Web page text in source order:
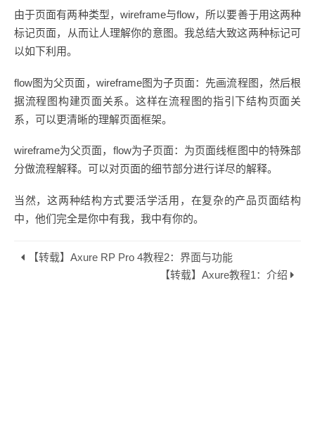
由于页面有两种类型，wireframe与flow，所以要善于用这两种
标记页面，从而让人理解你的意图。我总结大致这两种标记可
以如下利用。
flow图为父页面，wireframe图为子页面：先画流程图，然后根
据流程图构建页面关系。这样在流程图的指引下结构页面关
系，可以更清晰的理解页面框架。
wireframe为父页面，flow为子页面：为页面线框图中的特殊部
分做流程解释。可以对页面的细节部分进行详尽的解释。
当然，这两种结构方式要活学活用，在复杂的产品页面结构
中，他们完全是你中有我，我中有你的。
【转载】Axure RP Pro 4教程2：界面与功能
【转载】Axure教程1：介绍